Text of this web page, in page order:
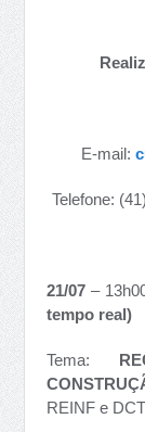
E-mail:
Telefone:
21/07–
tempo real)
Tema:
REINF e